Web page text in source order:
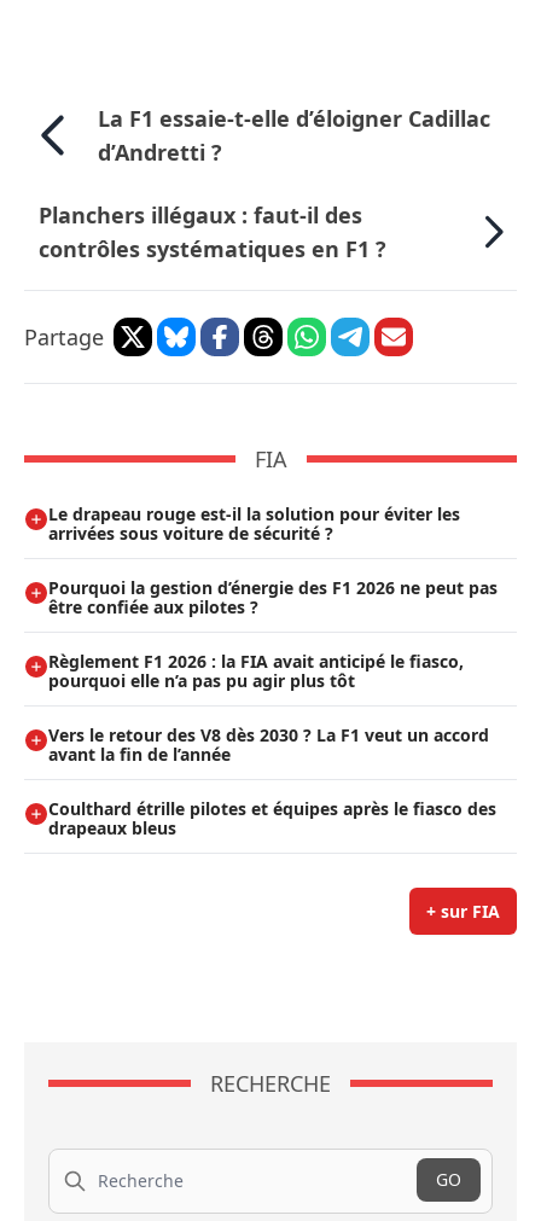
La F1 essaie-t-elle d’éloigner Cadillac
d’Andretti ?
Planchers illégaux : faut-il des
contrôles systématiques en F1 ?
Partage
FIA
Le drapeau rouge est-il la solution pour éviter les
arrivées sous voiture de sécurité ?
Pourquoi la gestion d’énergie des F1 2026 ne peut pas
être confiée aux pilotes ?
Règlement F1 2026 : la FIA avait anticipé le fiasco,
pourquoi elle n’a pas pu agir plus tôt
Vers le retour des V8 dès 2030 ? La F1 veut un accord
avant la fin de l’année
Coulthard étrille pilotes et équipes après le fiasco des
drapeaux bleus
+ sur FIA
RECHERCHE
Recherche
GO